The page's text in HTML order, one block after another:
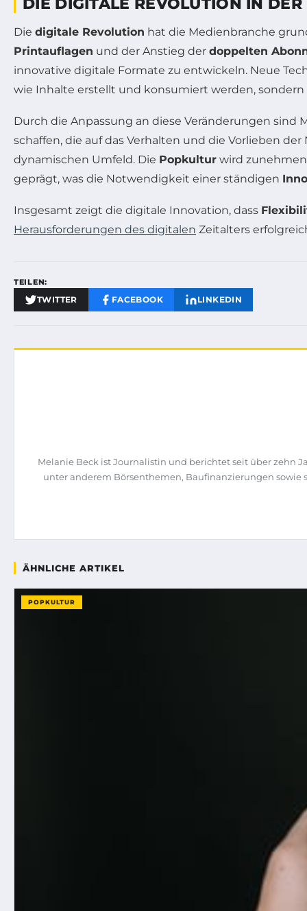
DIE DIGITALE REVOLUTION IN
Die digitale Revolution hat die Medienbranche
Printauflagen und der Anstieg der doppelten
innovative digitale Formate zu entwickeln. Neue
wie Inhalte erstellt und konsumiert werden,
Durch die Anpassung an diese Veränderungen
schaffen, die auf das Verhalten und die Vorlieben
dynamischen Umfeld. Die Popkultur wird
geprägt, was die Notwendigkeit einer ständigen
Insgesamt zeigt die digitale Innovation, dass
Herausforderungen des digitalen Zeitalters
TEILEN:
TWITTER FACEBOOK LINKEDIN
Melanie Beck ist Journalistin und berichtet seit über zehn
unter anderem Börsenthemen, Baufinanzierungen
ÄHNLICHE ARTIKEL
POPKULTUR